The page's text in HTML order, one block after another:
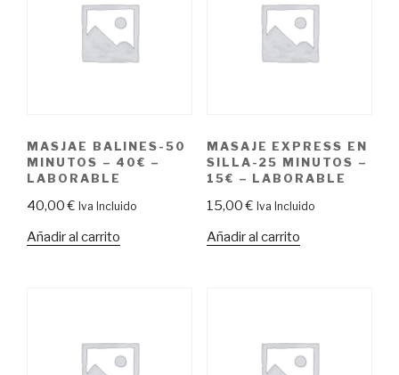
MASJAE BALINES-50
MINUTOS – 40€ –
LABORABLE
40,00€ Iva Incluido
Añadir al carrito
MASAJE EXPRESS EN
SILLA-25 MINUTOS –
15€ – LABORABLE
15,00€ Iva Incluido
Añadir al carrito